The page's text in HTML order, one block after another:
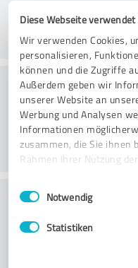
Diese Webseite verwendet
Wir verwenden Cookies,
personalisieren,
können und die Zugriffe
Außerdem geben wir
unserer Website an
Werbung und Analysen
Informationen
zusammen, die Sie ihnen
Rahmen Ihrer Nutzung
Impressum
Einwilligungsauswahl
Notwendig
Statistiken